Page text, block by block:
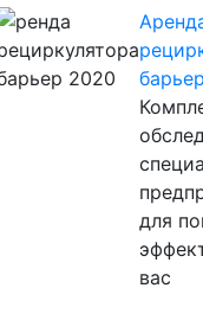
для
вас